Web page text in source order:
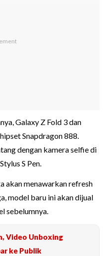
Galaxy Z Fold 3 dan
Snapdragon 888.
dengan kamera selfie di
S Pen.
akan menawarkan refresh
model baru ini akan dijual
sebelumnya.
Video Unboxing
ke Publik